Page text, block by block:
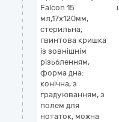
Falcon 15
мл,17х120мм,
стерильна,
гвинтова кришка
із зовнішнім
різьбленням,
форма дна:
конічна, з
градуюванням, з
полем для
нотаток, можна